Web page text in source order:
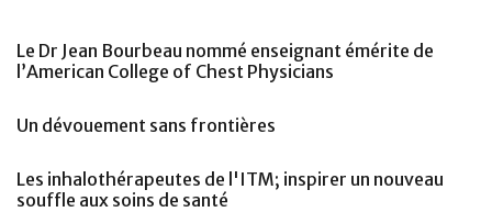
Le Dr Jean Bourbeau nommé enseignant émérite de
l’American College of Chest Physicians
Un dévouement sans frontières
Les inhalothérapeutes de l'ITM; inspirer un nouveau
souffle aux soins de santé